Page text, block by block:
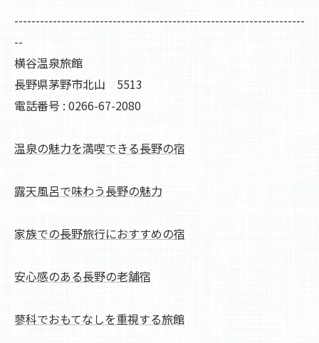
--------------------------------------------------------------------
--
横谷温泉旅館
長野県茅野市北山 5513
電話番号 : 0266-67-2080
温泉の魅力を満喫できる長野の宿
露天風呂で味わう長野の魅力
家族での長野旅行におすすめの宿
安心感のある長野の老舗宿
蓼科でおもてなしを重視する旅館